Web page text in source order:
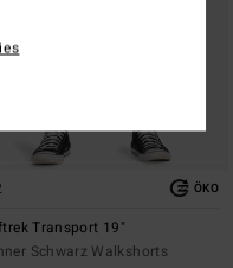
ÖKO
Transport 19"
Schwarz Walkshorts